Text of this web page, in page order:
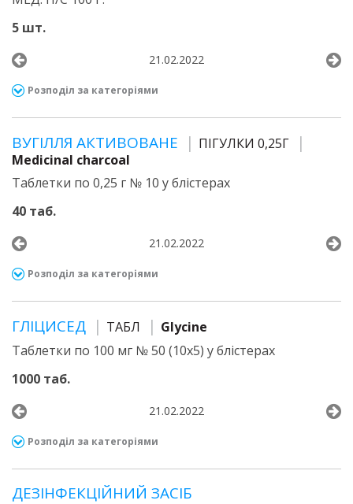
5 шт.
21.02.2022
Розподіл за категоріями
ВУГІЛЛЯ АКТИВОВАНЕ
ПІГУЛКИ 0,25Г
Medicinal charcoal
Таблетки по 0,25 г № 10 у блістерах
40 таб.
21.02.2022
Розподіл за категоріями
ГЛІЦИСЕД ТАБЛ
Glycine
Таблетки по 100 мг № 50 (10х5) у блістерах
1000 таб.
21.02.2022
Розподіл за категоріями
ДЕЗІНФЕКЦІЙНИЙ ЗАСІБ